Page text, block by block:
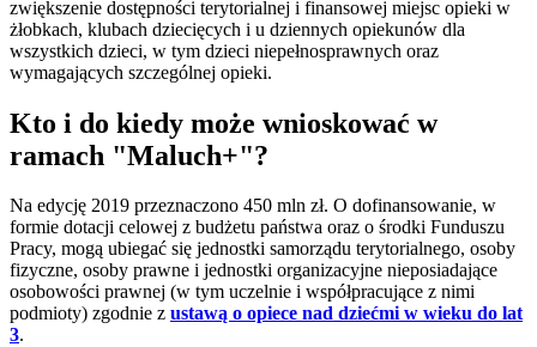
zwiększenie dostępności terytorialnej i finansowej miejsc opieki w
żłobkach, klubach dziecięcych i u dziennych opiekunów dla
wszystkich dzieci, w tym dzieci niepełnosprawnych oraz
wymagających szczególnej opieki.
Kto i do kiedy może wnioskować w
ramach "Maluch+"?
Na edycję 2019 przeznaczono 450 mln zł. O dofinansowanie, w
formie dotacji celowej z budżetu państwa oraz o środki Funduszu
Pracy, mogą ubiegać się jednostki samorządu terytorialnego, osoby
fizyczne, osoby prawne i jednostki organizacyjne nieposiadające
osobowości prawnej (w tym uczelnie i współpracujące z nimi
podmioty) zgodnie z ustawą o opiece nad dziećmi w wieku do lat
3.